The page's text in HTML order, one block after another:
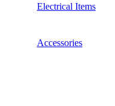
Electrical Items
Accessories